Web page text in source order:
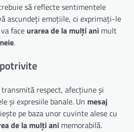
să reflecte sentimentele
ascundeți emoțiile, ci exprimați-le
face urarea de la mulți ani mult
.
respect, afecțiune și
și expresiile banale. Un mesaj
pe baza unor cuvinte alese cu
de la mulți ani memorabilă.